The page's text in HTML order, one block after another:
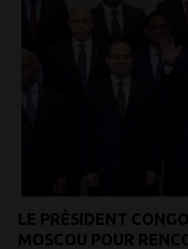
LE PRÉSIDENT
MOSCOU POUR